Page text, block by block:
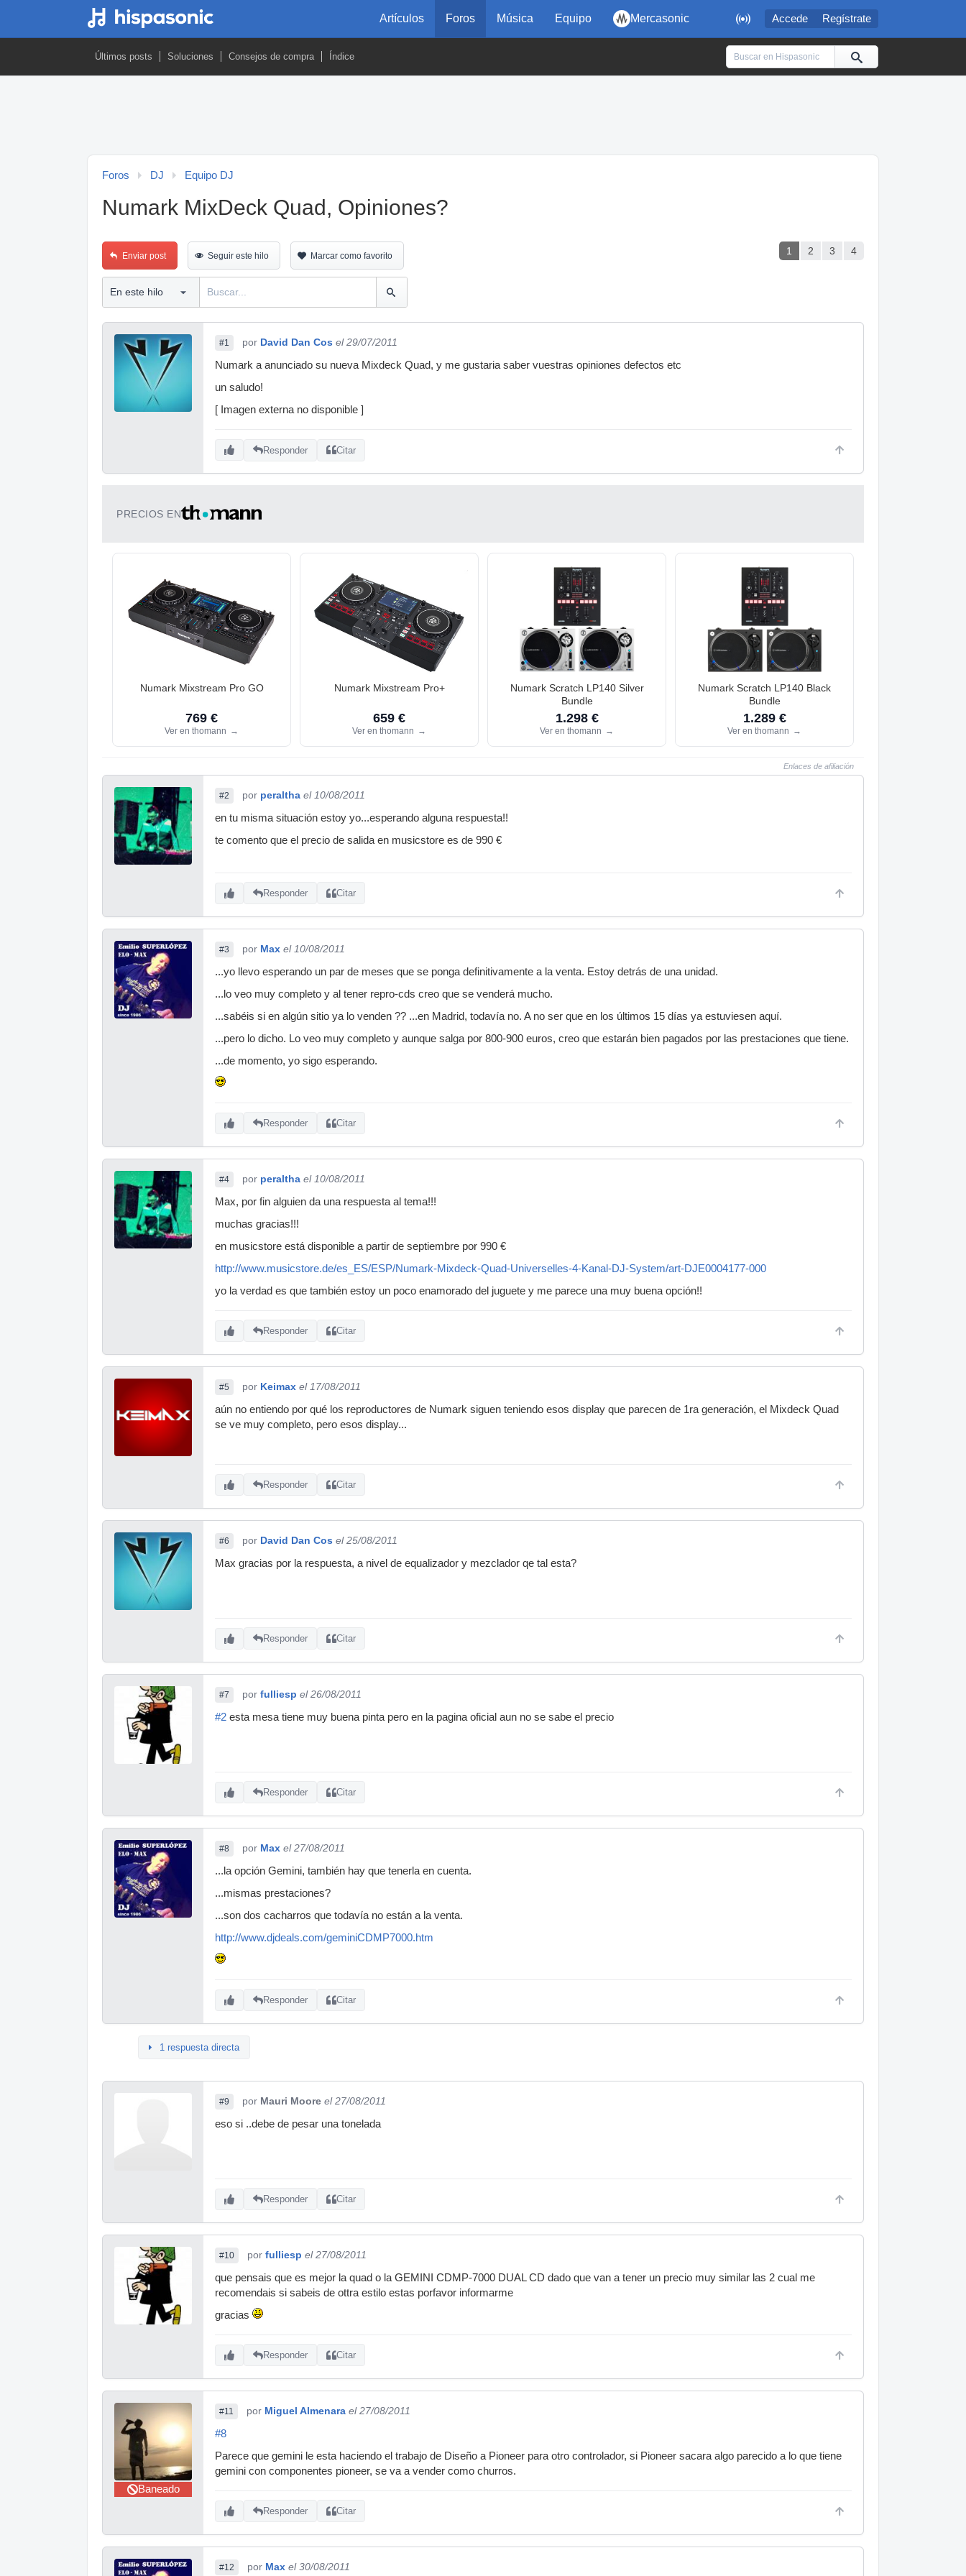
 Accede Regístrate
Artículos Foros Música Equipo Mercasonic
Últimos posts Soluciones Consejos de compra Índice
Foros DJ Equipo DJ
Numark MixDeck Quad, Opiniones?
1 2 3 4
Enviar post Seguir este hilo Marcar como favorito
#1 por David Dan Cos el 29/07/2011
Numark a anunciado su nueva Mixdeck Quad, y me gustaria saber vuestras opiniones defectos etc
un saludo!
[ Imagen externa no disponible ]
Responder Citar
PRECIOS EN
Numark Mixstream Pro GO
769 €
Ver en thomann →
Numark Mixstream Pro+
659 €
Ver en thomann →
Numark Scratch LP140 Silver
Bundle
1.298 €
Ver en thomann →
Numark Scratch LP140 Black
Bundle
1.289 €
Ver en thomann →
Enlaces de afiliación
#2 por peraltha el 10/08/2011
en tu misma situación estoy yo...esperando alguna respuesta!!
te comento que el precio de salida en musicstore es de 990 €
Responder Citar
#3 por Max el 10/08/2011
...yo llevo esperando un par de meses que se ponga definitivamente a la venta. Estoy detrás de una unidad.
...lo veo muy completo y al tener repro-cds creo que se venderá mucho.
...sabéis si en algún sitio ya lo venden ?? ...en Madrid, todavía no. A no ser que en los últimos 15 días ya estuviesen aquí.
...pero lo dicho. Lo veo muy completo y aunque salga por 800-900 euros, creo que estarán bien pagados por las prestaciones que tiene.
...de momento, yo sigo esperando.
Responder Citar
#4 por peraltha el 10/08/2011
Max, por fin alguien da una respuesta al tema!!!
muchas gracias!!!
en musicstore está disponible a partir de septiembre por 990 €
http://www.musicstore.de/es_ES/ESP/Numark-Mixdeck-Quad-Universelles-4-Kanal-DJ-System/art-DJE0004177-000
yo la verdad es que también estoy un poco enamorado del juguete y me parece una muy buena opción!!
Responder Citar
#5 por Keimax el 17/08/2011
aún no entiendo por qué los reproductores de Numark siguen teniendo esos display que parecen de 1ra generación, el Mixdeck Quad
se ve muy completo, pero esos display...
Responder Citar
#6 por David Dan Cos el 25/08/2011
Max gracias por la respuesta, a nivel de equalizador y mezclador qe tal esta?
Responder Citar
#7 por fulliesp el 26/08/2011
#2 esta mesa tiene muy buena pinta pero en la pagina oficial aun no se sabe el precio
Responder Citar
#8 por Max el 27/08/2011
...la opción Gemini, también hay que tenerla en cuenta.
...mismas prestaciones?
...son dos cacharros que todavía no están a la venta.
http://www.djdeals.com/geminiCDMP7000.htm
Responder Citar
1 respuesta directa
#9 por Mauri Moore el 27/08/2011
eso si ..debe de pesar una tonelada
Responder Citar
#10 por fulliesp el 27/08/2011
que pensais que es mejor la quad o la GEMINI CDMP-7000 DUAL CD dado que van a tener un precio muy similar las 2 cual me
recomendais si sabeis de ottra estilo estas porfavor informarme
gracias
Responder Citar
Baneado
#11 por Miguel Almenara el 27/08/2011
#8
Parece que gemini le esta haciendo el trabajo de Diseño a Pioneer para otro controlador, si Pioneer sacara algo parecido a lo que tiene
gemini con componentes pioneer, se va a vender como churros.
Responder Citar
#12 por Max el 30/08/2011